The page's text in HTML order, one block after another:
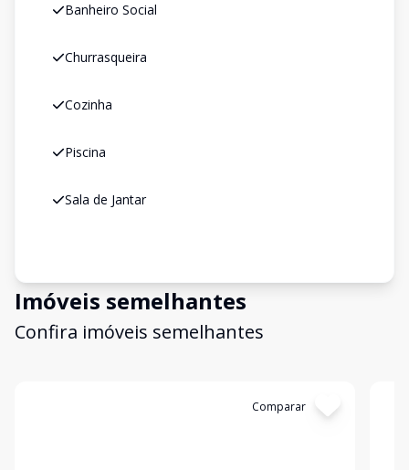
Banheiro Social
Churrasqueira
Cozinha
Piscina
Sala de Jantar
Imóveis semelhantes
Confira imóveis semelhantes
Comparar